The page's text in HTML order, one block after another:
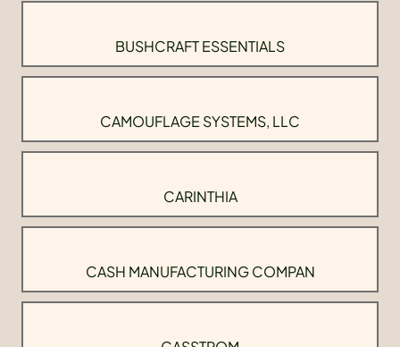
BUSHCRAFT ESSENTIALS
CAMOUFLAGE SYSTEMS, LLC
CARINTHIA
CASH MANUFACTURING COMPAN